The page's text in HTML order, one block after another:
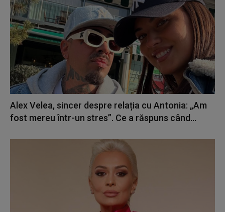
Alex Velea, sincer despre relația cu Antonia: „Am
fost mereu într-un stres”. Ce a răspuns când...